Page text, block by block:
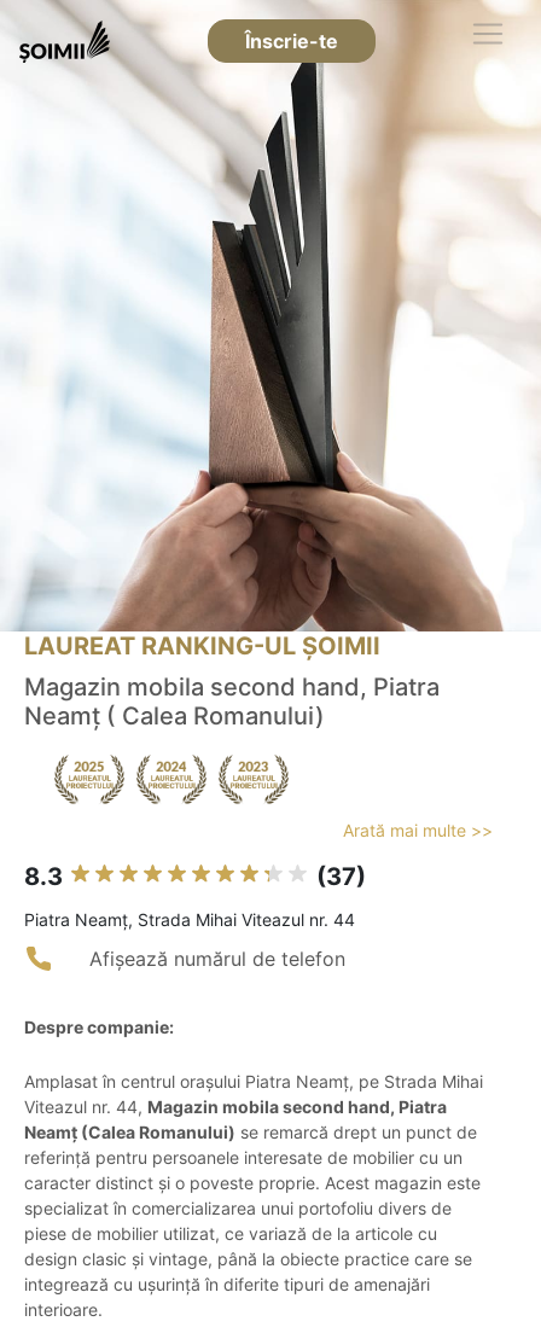
Înscrie-te
LAUREAT RANKING-UL ȘOIMII
Magazin mobila second hand, Piatra
Neamț ( Calea Romanului)
Arată mai multe >>
8.3 (37)
Piatra Neamţ, Strada Mihai Viteazul nr. 44
Afișează numărul de telefon
Despre companie:
Amplasat în centrul orașului Piatra Neamț, pe Strada Mihai
Viteazul nr. 44, Magazin mobila second hand, Piatra
Neamț (Calea Romanului) se remarcă drept un punct de
referință pentru persoanele interesate de mobilier cu un
caracter distinct și o poveste proprie. Acest magazin este
specializat în comercializarea unui portofoliu divers de
piese de mobilier utilizat, ce variază de la articole cu
design clasic și vintage, până la obiecte practice care se
integrează cu ușurință în diferite tipuri de amenajări
interioare.